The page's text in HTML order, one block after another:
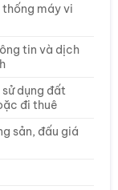
máy vi
tin và dịch
dụng đất
đi thuê
sản, đấu giá